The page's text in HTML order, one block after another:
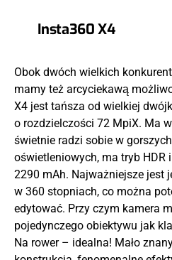
Insta360 X4
Obok dwóch wielkich
mamy też arcyciekawą
X4 jest tańsza od wielkiej
o rozdzielczości 72 MpiX. Ma
świetnie radzi sobie w
oświetleniowych, ma tryb
2290 mAh. Najważniejsze jest
w 360 stopniach, co można
edytować. Przy czym kamera
pojedynczego obiektywu jak
Na rower – idealna! Mało